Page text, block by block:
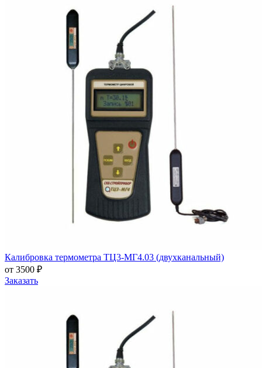
Калибровка термометра ТЦ3-МГ4.03 (двухканальный)
от 3500 ₽
Заказать